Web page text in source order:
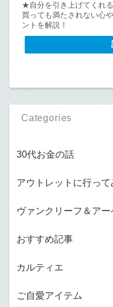
★自分を引き上げてくれ
買っても満たされない心
ントを解説！
Categories
30代お金の話
アウトレットに行って
ヴァンクリーフ＆アー
おすすめ記事
カルティエ
ご自愛アイテム